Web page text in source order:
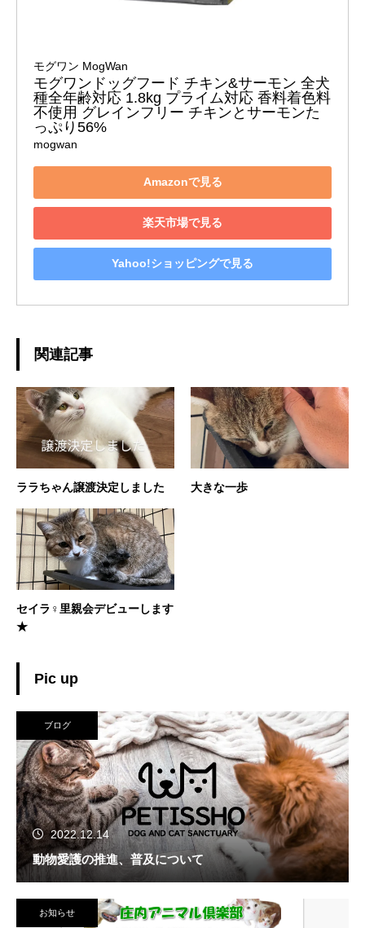
モグワン MogWan
モグワンドッグフード チキン&サーモン 全犬
種全年齢対応 1.8kg プライム対応 香料着色料
不使用 グレインフリー チキンとサーモンた
っぷり56%
mogwan
Amazonで見る
楽天市場で見る
Yahoo!ショッピングで見る
関連記事
ララちゃん譲渡決定しました 大きな一歩
セイラ♀里親会デビューします
★
Pic up
ブログ
2022.12.14
動物愛護の推進、普及について
お知らせ